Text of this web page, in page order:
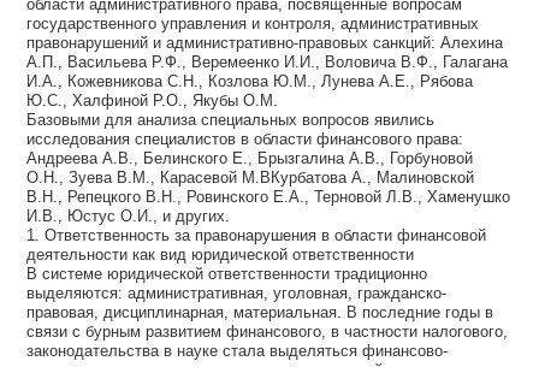
области административного права, посвященные вопросам
государственного управления и контроля, административных
правонарушений и административно-правовых санкций: Алехина
А.П., Васильева Р.Ф., Веремеенко И.И., Воловича В.Ф., Галагана
И.А., Кожевникова С.Н., Козлова Ю.М., Лунева А.Е., Рябова
Ю.С., Халфиной Р.О., Якубы О.М.
Базовыми для анализа специальных вопросов явились
исследования специалистов в области финансового права:
Андреева А.В., Белинского Е., Брызгалина А.В., Горбуновой
О.Н., Зуева В.М., Карасевой М.ВКурбатова А., Малиновской
В.Н., Репецкого В.Н., Ровинского Е.А., Терновой Л.В., Хаменушко
И.В., Юстус О.И., и других.
1. Ответственность за правонарушения в области финансовой
деятельности как вид юридической ответственности
В системе юридической ответственности традиционно
выделяются: административная, уголовная, гражданско-
правовая, дисциплинарная, материальная. В последние годы в
связи с бурным развитием финансового, в частности налогового,
законодательства в науке стала выделяться финансово-